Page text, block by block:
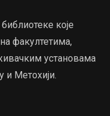
које
факултетима,
установама
и Метохији.